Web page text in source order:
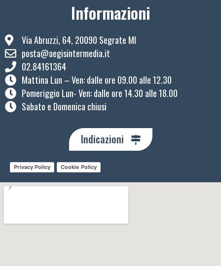
Informazioni
Via Abruzzi, 64, 20090 Segrate MI
posta@aegisintermedia.it
02.84161364
Mattina Lun – Ven: ​dalle ore 09.00 alle 12.30
Pomeriggio Lun- Ven: dalle ore 14.30 alle 18.00
Sabato e Domenica chiusi
Indicazioni
Privacy Policy Cookie Policy